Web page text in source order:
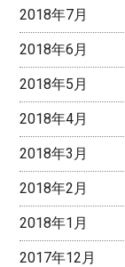
2018年7月
2018年6月
2018年5月
2018年4月
2018年3月
2018年2月
2018年1月
2017年12月